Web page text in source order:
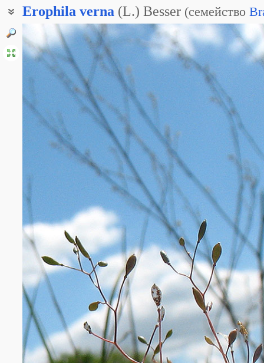
Erophila verna (L.) Besser (семейство
Веснянка обыкновенная
Крупка весенняя